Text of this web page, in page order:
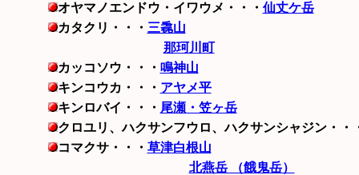
オヤマノエンドウ・イワウメ・・・ 仙丈ケ岳
カタクリ・・・ 三毳山
那珂川町
カッコソウ・・・ 鳴神山
キンコウカ・・・ アヤメ平
キンロバイ・・・ 尾瀬・笠ヶ岳
クロユリ、ハクサンフウロ、ハクサンシャジン・・
コマクサ・・・ 草津白根山
北燕岳 （餓鬼岳）